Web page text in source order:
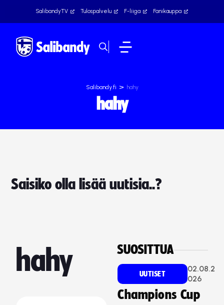
SalibandyTV Tulospalvelu F-liiga Fanikauppa
Salibandy.fi > hahy
hahy
Saisiko olla lisää uutisia..?
hahy SUOSITTUA
UUTISET
02.08.2
026
Champions Cup